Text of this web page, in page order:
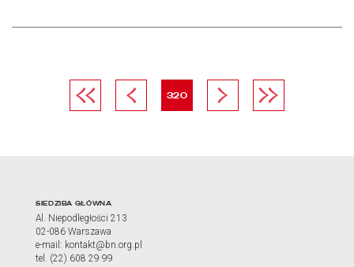
Pierwsza stronaPoprzednia strona
strona
320 Następna stronaOstatnia strona
Adres oraz godziny
SIEDZIBA GŁÓWNA
Al. Niepodległości 213
02-086 Warszawa
e-mail: kontakt@bn.org.pl
tel. (22) 608 29 99